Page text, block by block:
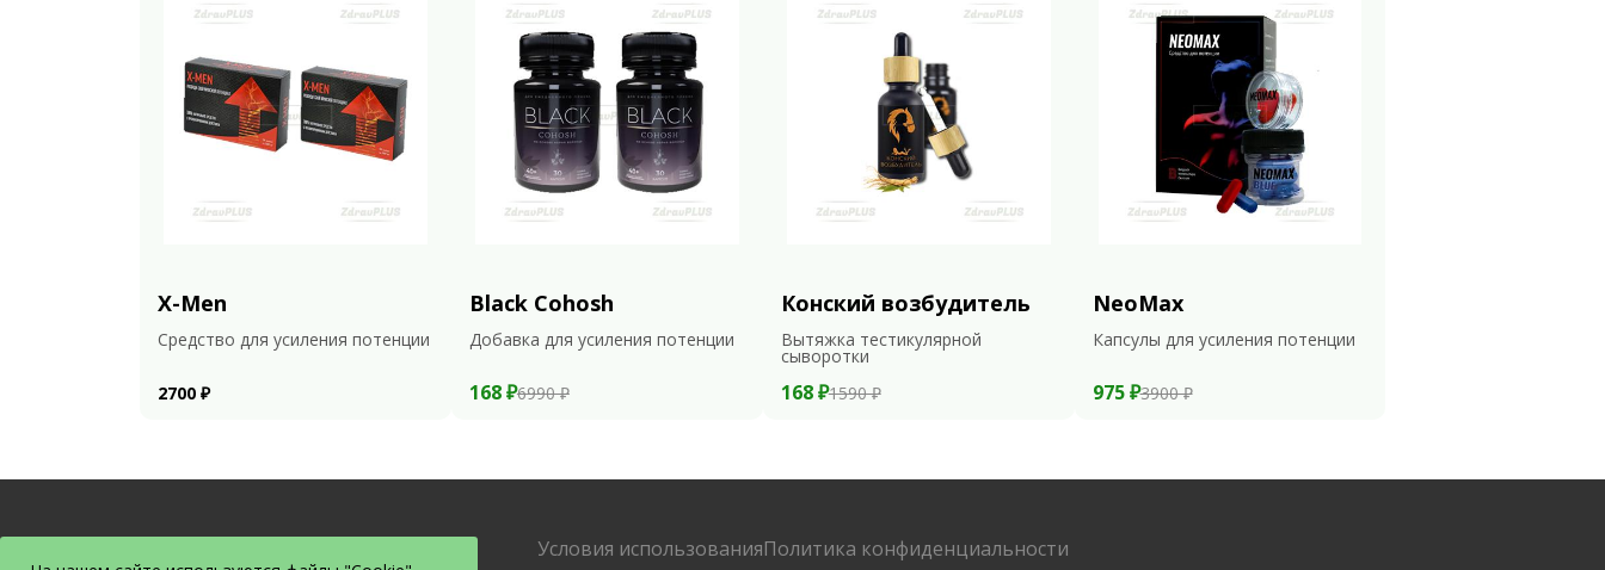
X-Men
Средство для усиления потенции
2700 ₽
Black Cohosh
Добавка для усиления потенции
168 ₽6990 ₽
Конский возбудитель
Вытяжка тестикулярной
сыворотки
168 ₽1590 ₽
NeoMax
Капсулы для усиления потенции
975 ₽3900 ₽
Условия использованияПолитика конфиденциальности